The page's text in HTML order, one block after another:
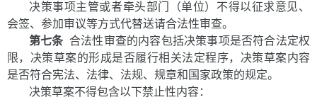
决策事项主管或者牵头部门（单位）不得以征求意见、
会签、参加审议等方式代替送请合法性审查。
第七条 合法性审查的内容包括决策事项是否符合法定权
限，决策草案的形成是否履行相关法定程序，决策草案内容
是否符合宪法、法律、法规、规章和国家政策的规定。
决策草案不得包含以下禁止性内容：